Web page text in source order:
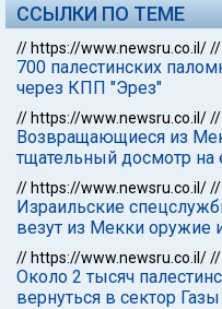
ССЫЛКИ ПО ТЕМЕ
// https://www.newsru.co.il///
700 палестинских
через КПП "Эрез"
// https://www.newsru.co.il///
Возвращающиеся из
тщательный досмотр на
// https://www.newsru.co.il///
Израильские
везут из Мекки оружие
// https://www.newsru.co.il///
Около 2 тысяч
вернуться в сектор Газы